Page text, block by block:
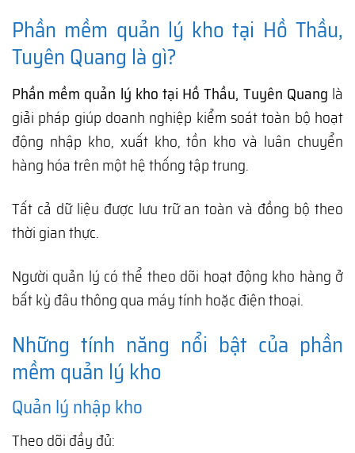
Phần mềm quản lý kho tại Hồ Thầu,
Tuyên Quang là gì?
Phần mềm quản lý kho tại Hồ Thầu, Tuyên Quang là
giải pháp giúp doanh nghiệp kiểm soát toàn bộ hoạt
động nhập kho, xuất kho, tồn kho và luân chuyển
hàng hóa trên một hệ thống tập trung.
Tất cả dữ liệu được lưu trữ an toàn và đồng bộ theo
thời gian thực.
Người quản lý có thể theo dõi hoạt động kho hàng ở
bất kỳ đâu thông qua máy tính hoặc điện thoại.
Những tính năng nổi bật của phần
mềm quản lý kho
Quản lý nhập kho
Theo dõi đầy đủ: